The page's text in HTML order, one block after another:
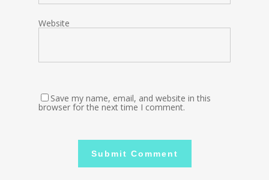
Website
Save my name, email, and website in this
browser for the next time I comment.